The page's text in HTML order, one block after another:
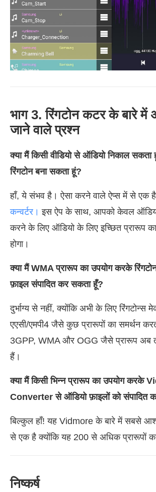
भाग 3. रिंगटोन कटर के बारे
जाने वाले प्रश्न
क्या मैं किसी वीडियो से ऑडियो निकाल
रिंगटोन बना सकता हूं?
हाँ, ये संभव है। ऐसा करने वाले ऐप्स में से एक
कन्वर्टर। इस ऐप के साथ, आपको केवल ऑडियो
करने के लिए ऑडियो के लिए इच्छित प्रारूप
होगा।
क्या मैं WMA प्रारूप का उपयोग करके रिंगटोन
फ़ाइल संपादित कर सकता हूँ?
दुर्भाग्य से नहीं, क्योंकि अभी के लिए रिंगटोन्स
एएसी/एमपी4 जैसे कुछ प्रारूपों का समर्थन
3GPP, WMA और OGG जैसे प्रारूप अब
हैं।
क्या मैं किसी भिन्न प्रारूप का उपयोग करके
Converter से ऑडियो फ़ाइलों को संपादित
बिल्कुल हाँ! यह Vidmore के बारे में सबसे
से एक है क्योंकि यह 200 से अधिक प्रारूपों
निष्कर्ष